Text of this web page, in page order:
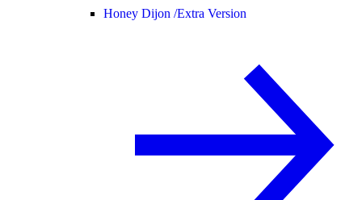
Honey Dijon /Extra Version